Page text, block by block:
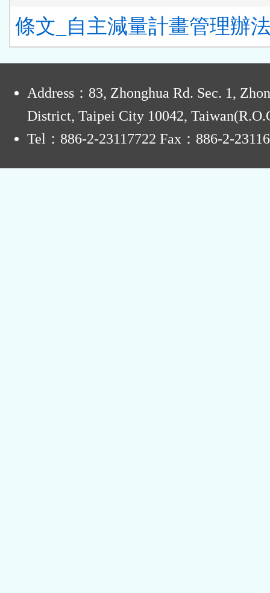
條文_自主減量計畫管理辦
Address：83, Zhonghua Rd. Sec. 1,
District, Taipei City 10042,
Tel：886-2-23117722 Fax：886-2-